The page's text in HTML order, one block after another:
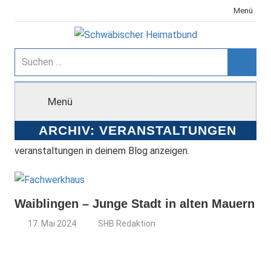
Inhalt
Menü
Schwäbischer
Heimatbund
Suchen
nach:
Menü
ARCHIV: VERANSTALTUNGEN
veranstaltungen in deinem Blog anzeigen.
Waiblingen – Junge Stadt in alten Mauern
17. Mai 2024 SHB Redaktion